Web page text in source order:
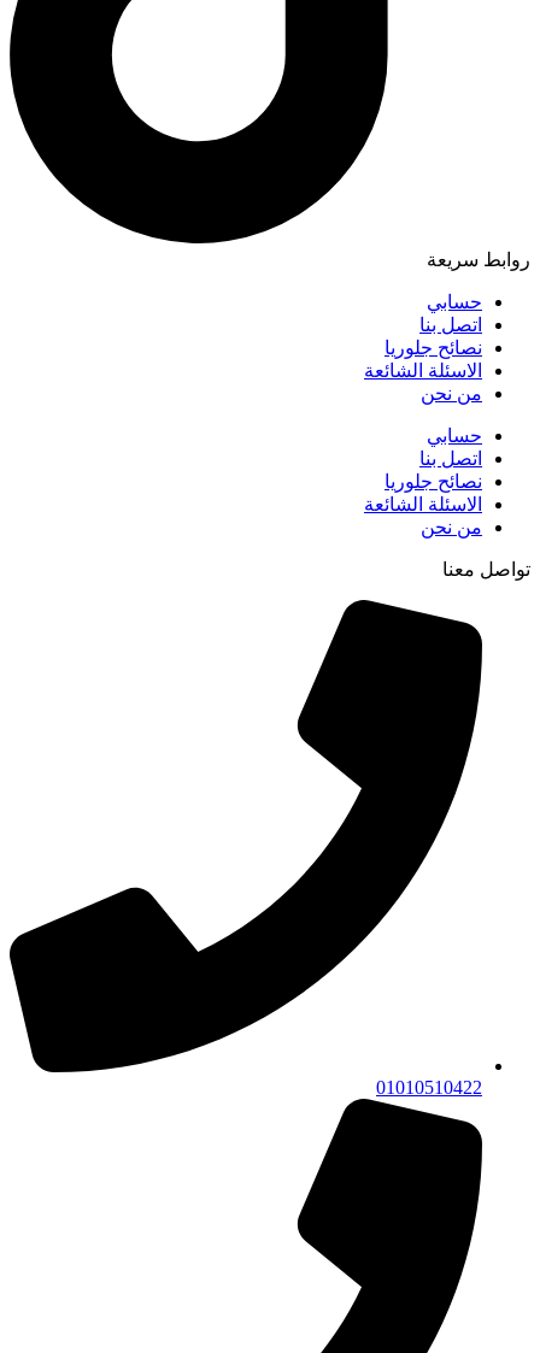
روابط سريعة
حسابي
اتصل بنا
نصائح جلوريا
الاسئلة الشائعة
من نحن
حسابي
اتصل بنا
نصائح جلوريا
الاسئلة الشائعة
من نحن
تواصل معنا
01010510422